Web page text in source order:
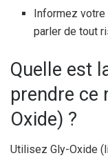
Informez
parler de tout
Quelle est
prendre ce
Oxide) ?
Utilisez Gly-Oxide